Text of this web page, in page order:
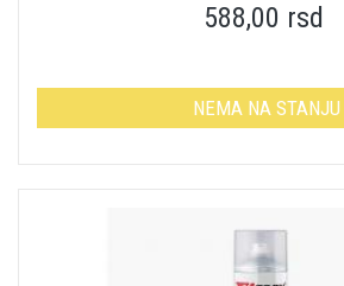
588,00 rsd
NEMA NA STANJU